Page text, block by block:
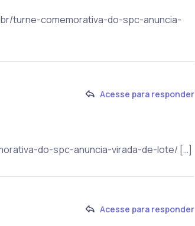
turne-comemorativa-do-spc-anuncia-
Acesse para responder
do-spc-anuncia-virada-de-lote/ […]
Acesse para responder